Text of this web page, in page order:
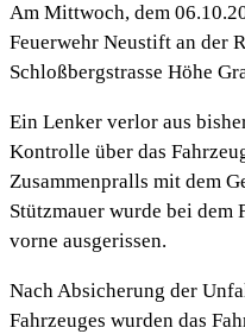
Am Mittwoch, dem
Feuerwehr Neustift an der
Schloßbergstrasse Höhe
Ein Lenker verlor aus
Kontrolle über das
Zusammenpralls mit dem
Stützmauer wurde bei dem
vorne ausgerissen.
Nach Absicherung der
Fahrzeuges wurden das